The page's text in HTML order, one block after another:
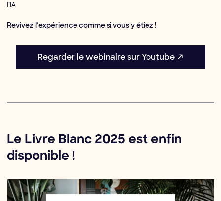
l’IA
Revivez l’expérience comme si vous y étiez !
Regarder le webinaire sur Youtube ↗
Le Livre Blanc 2025 est enfin
disponible !